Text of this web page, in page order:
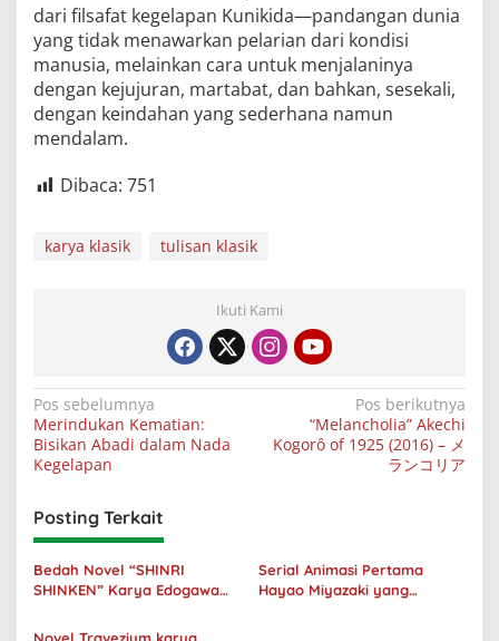
dari filsafat kegelapan Kunikida—pandangan dunia
yang tidak menawarkan pelarian dari kondisi
manusia, melainkan cara untuk menjalaninya
dengan kejujuran, martabat, dan bahkan, sesekali,
dengan keindahan yang sederhana namun
mendalam.
Dibaca: 751
karya klasik tulisan klasik
Ikuti Kami
Navigasi
pos
Pos sebelumnya
Merindukan Kematian:
Bisikan Abadi dalam Nada
Kegelapan
Pos berikutnya
“Melancholia” Akechi
Kogorô of 1925 (2016) – メ
ランコリア
Posting Terkait
Bedah Novel “SHINRI
SHINKEN” Karya Edogawa
Senyuman
Serial Animasi Pertama
Hayao Miyazaki yang